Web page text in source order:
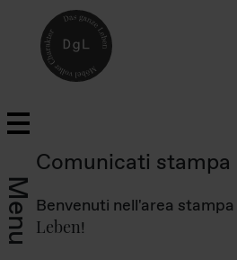
Menu
Comunicati stampa
Benvenuti nell'area
Leben!